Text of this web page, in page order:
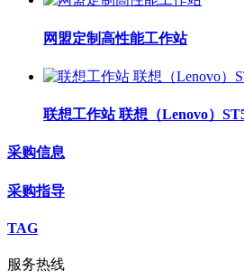
网盟定制高性能工作站
联想工作站 联想（Lenovo）
采购信息
采购指导
TAG
服务热线